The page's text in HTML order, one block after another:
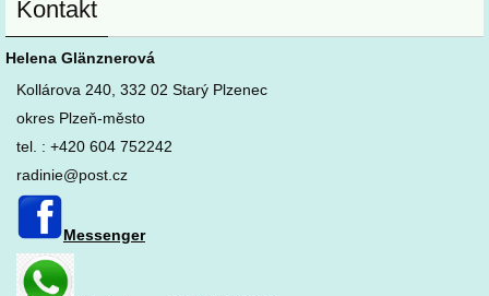
Kontakt
Helena Glänznerová
Kollárova 240, 332 02 Starý Plzenec
okres Plzeň-město
tel. : +420 604 752242
radinie@post.cz
Messenger